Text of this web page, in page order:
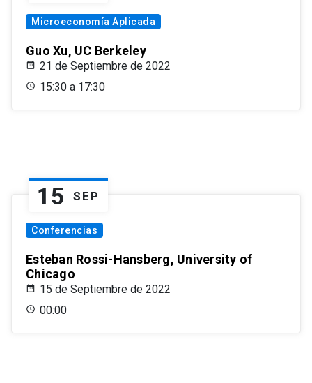
Microeconomía Aplicada
Guo Xu, UC Berkeley
21 de Septiembre de 2022
15:30 a 17:30
15 SEP
Conferencias
Esteban Rossi-Hansberg, University of
Chicago
15 de Septiembre de 2022
00:00